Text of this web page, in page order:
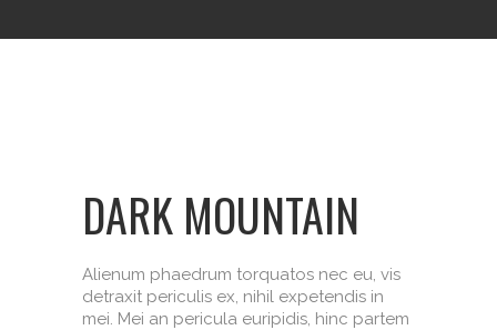
DARK MOUNTAIN
Alienum phaedrum torquatos nec eu, vis
detraxit periculis ex, nihil expetendis in
mei. Mei an pericula euripidis, hinc partem